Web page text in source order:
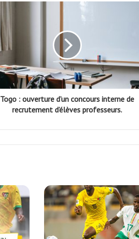
Togo : ouverture d’un concours interne de
recrutement d’élèves professeurs.